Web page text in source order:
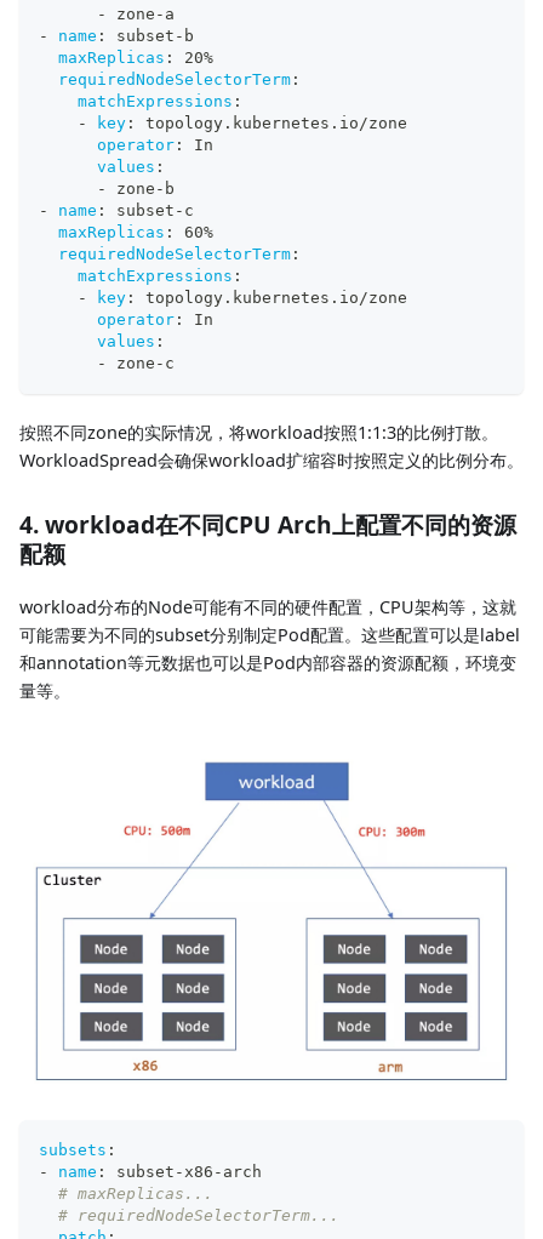
-
zone - a
-
name : subset - b
maxReplicas :
20%
requiredNodeSelectorTerm :
matchExpressions :
-
key :
topology.kubernetes.io/zone
operator :
In
values :
-
zone - b
-
name : subset - c
maxReplicas :
60%
requiredNodeSelectorTerm :
matchExpressions :
-
key :
topology.kubernetes.io/zone
operator :
In
values :
-
zone - c
按照不同zone的实际情况，将workload按照1:1:3的比例打散。
WorkloadSpread会确保workload扩缩容时按照定义的比例分布。
4. workload在不同CPU Arch上配置不同的资源
配额
workload分布的Node可能有不同的硬件配置，CPU架构等，这就
可能需要为不同的subset分别制定Pod配置。这些配置可以是label
和annotation等元数据也可以是Pod内部容器的资源配额，环境变
量等。
subsets :
-
name : subset -x86 - arch
# maxReplicas...
# requiredNodeSelectorTerm...